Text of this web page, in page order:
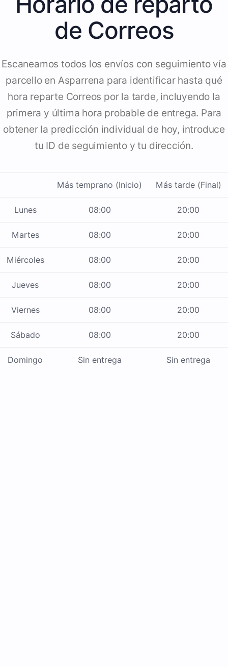
de Correos
Escaneamos todos los envíos con seguimiento vía
parcello en Asparrena para identificar hasta qué
hora reparte Correos por la tarde, incluyendo la
primera y última hora probable de entrega. Para
obtener la predicción individual de hoy, introduce
tu ID de seguimiento y tu dirección.
Más temprano (Inicio) Más tarde (Final)
Lunes 08:00 20:00
Martes 08:00 20:00
Miércoles 08:00 20:00
Jueves 08:00 20:00
Viernes 08:00 20:00
Sábado 08:00 20:00
Domingo Sin entrega Sin entrega